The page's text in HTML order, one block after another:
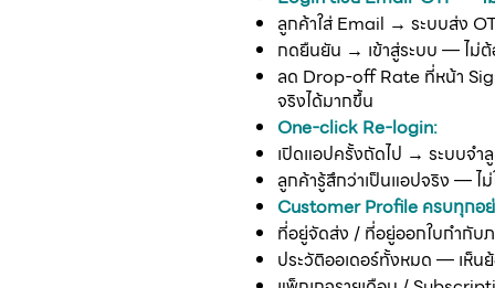
ลูกค้าใส่ Email → ระบบส่ง
กดยืนยัน → เข้าสู่ระบบ — ไม่
ลด Drop-off Rate ที่หน้า
จริงได้มากขึ้น
One-click Re-login:
เปิดแอปครั้งถัดไป → ระบบจำ
ลูกค้ารู้สึกว่าเป็นแอปจริง — ไม่
Customer Profile ครบทุกอ
ที่อยู่จัดส่ง / ที่อยู่ออกใบกำกับ
ประวัติออเดอร์ทั้งหมด — เห็น